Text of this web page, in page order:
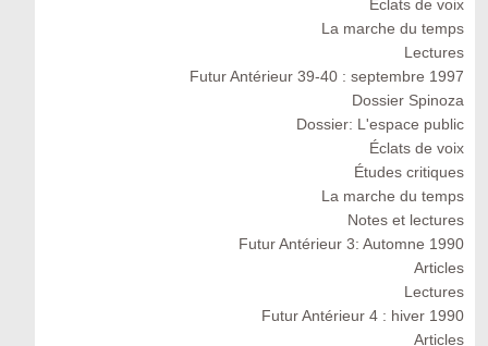
Eclats de voix
La marche du temps
Lectures
Futur Antérieur 39-40 : septembre 1997
Dossier Spinoza
Dossier: L'espace public
Éclats de voix
Études critiques
La marche du temps
Notes et lectures
Futur Antérieur 3: Automne 1990
Articles
Lectures
Futur Antérieur 4 : hiver 1990
Articles